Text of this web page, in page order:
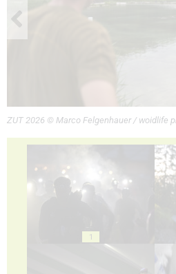
ZUT 2026 © Marco Felgenhauer / woidlife
1